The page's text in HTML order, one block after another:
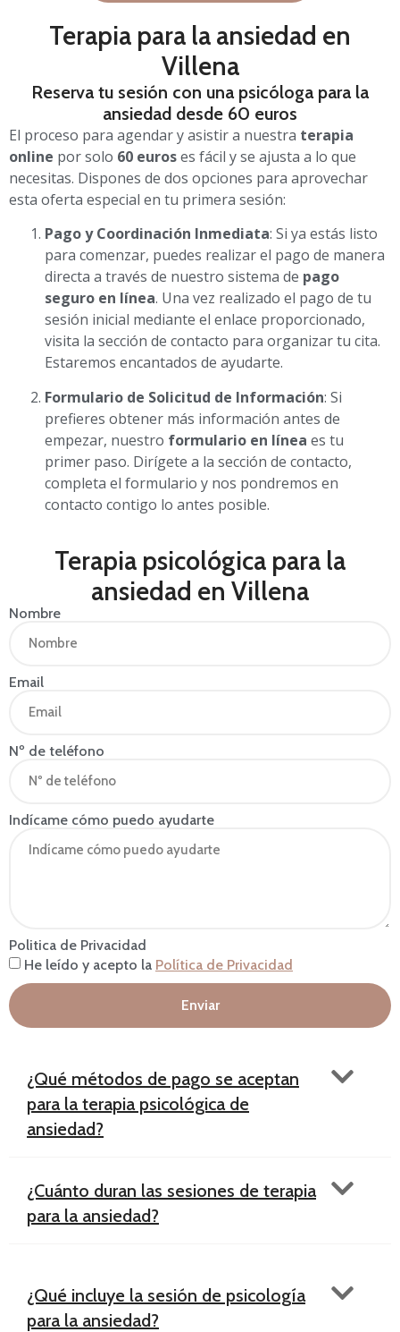
Terapia para la ansiedad en
Villena
Reserva tu sesión con una psicóloga para la
ansiedad desde 60 euros
El proceso para agendar y asistir a nuestra terapia
online por solo 60 euroses fácil y se ajusta a lo que
necesitas. Dispones de dos opciones para aprovechar
esta oferta especial en tu primera sesión:
Pago y Coordinación Inmediata: Si ya estás listo
para comenzar, puedes realizar el pago de manera
directa a través de nuestro sistema de pago
seguro en línea. Una vez realizado el pago de tu
sesión inicial mediante el enlace proporcionado,
visita la sección de contacto para organizar tu cita.
Estaremos encantados de ayudarte.
Formulario de Solicitud de Información: Si
prefieres obtener más información antes de
empezar, nuestro formulario en línea es tu
primer paso. Dirígete a la sección de contacto,
completa el formulario y nos pondremos en
contacto contigo lo antes posible.
Terapia psicológica para la
ansiedad en Villena
Nombre
Email
Nº de teléfono
Indícame cómo puedo ayudarte
Politica de Privacidad
He leído y acepto la Política de Privacidad
Enviar
¿Qué métodos de pago se aceptan
para la terapia psicológica de
ansiedad?
¿Cuánto duran las sesiones de terapia
para la ansiedad?
¿Qué incluye la sesión de psicología
para la ansiedad?